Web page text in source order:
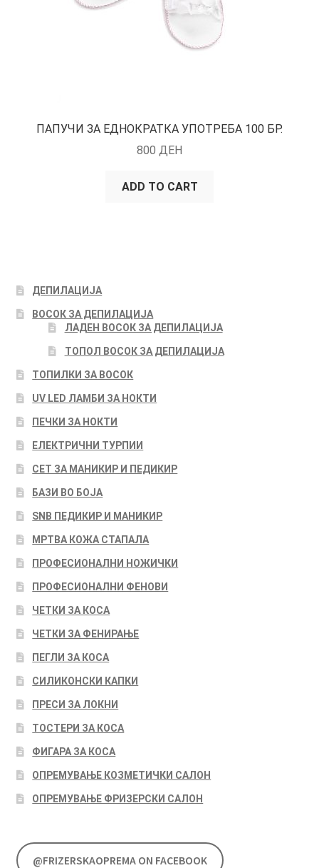
ПАПУЧИ ЗА ЕДНОКРАТКА УПОТРЕБА 100 БР.
800 ДЕН
ADD TO CART
ДЕПИЛАЦИЈА
ВОСОК ЗА ДЕПИЛАЦИЈА
ЛАДЕН ВОСОК ЗА ДЕПИЛАЦИЈА
ТОПОЛ ВОСОК ЗА ДЕПИЛАЦИЈА
ТОПИЛКИ ЗА ВОСОК
UV LED ЛАМБИ ЗА НОКТИ
ПЕЧКИ ЗА НОКТИ
ЕЛЕКТРИЧНИ ТУРПИИ
СЕТ ЗА МАНИКИР И ПЕДИКИР
БАЗИ ВО БОЈА
SNB ПЕДИКИР И МАНИКИР
МРТВА КОЖА СТАПАЛА
ПРОФЕСИОНАЛНИ НОЖИЧКИ
ПРОФЕСИОНАЛНИ ФЕНОВИ
ЧЕТКИ ЗА КОСА
ЧЕТКИ ЗА ФЕНИРАЊЕ
ПЕГЛИ ЗА КОСА
СИЛИКОНСКИ КАПКИ
ПРЕСИ ЗА ЛОКНИ
ТОСТЕРИ ЗА КОСА
ФИГАРА ЗА КОСА
ОПРЕМУВАЊЕ КОЗМЕТИЧКИ САЛОН
ОПРЕМУВАЊЕ ФРИЗЕРСКИ САЛОН
@FRIZERSKAOPREMA ON FACEBOOK